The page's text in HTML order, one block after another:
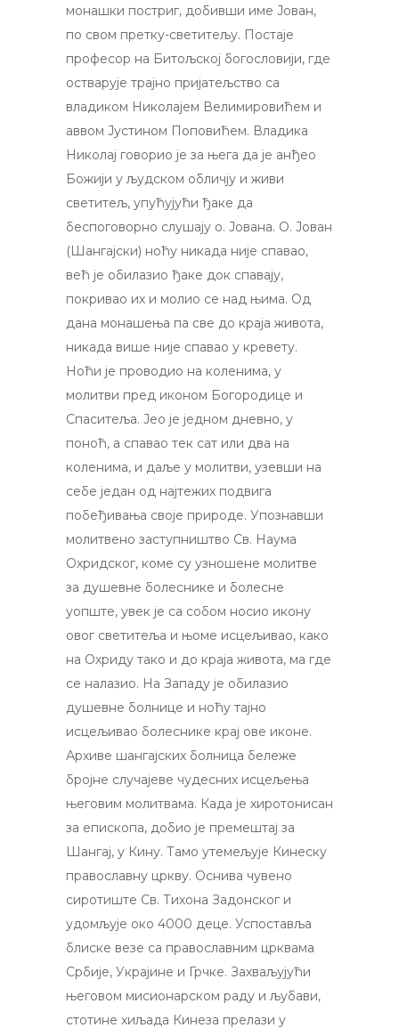
монашки постриг, добивши име Јован,
по свом претку-светитељу. Постаје
професор на Битољској богословији, где
остварује трајно пријатељство са
владиком Николајем Велимировићем и
аввом Јустином Поповићем. Владика
Николај говорио је за њега да је анђео
Божији у људском обличју и живи
светитељ, упућујући ђаке да
беспоговорно слушају о. Јована. О. Јован
(Шангајски) ноћу никада није спавао,
већ је обилазио ђаке док спавају,
покривао их и молио се над њима. Од
дана монашења па све до краја живота,
никада више није спавао у кревету.
Ноћи је проводио на коленима, у
молитви пред иконом Богородице и
Спаситеља. Јео је једном дневно, у
поноћ, а спавао тек сат или два на
коленима, и даље у молитви, узевши на
себе један од најтежих подвига
побеђивања своје природе. Упознавши
молитвено заступништво Св. Наума
Охридског, коме су узношене молитве
за душевне болеснике и болесне
уопште, увек је са собом носио икону
овог светитеља и њоме исцељивао, како
на Охриду тако и до краја живота, ма где
се налазио. На Западу је обилазио
душевне болнице и ноћу тајно
исцељивао болеснике крај ове иконе.
Архиве шангајских болница бележе
бројне случајеве чудесних исцељења
његовим молитвама. Када је хиротонисан
за епископа, добио је премештај за
Шангај, у Кину. Тамо утемељује Кинеску
православну цркву. Оснива чувено
сиротиште Св. Тихона Задонског и
удомљује око 4000 деце. Успоставља
блиске везе са православним црквама
Србије, Украјине и Грчке. Захваљујући
његовом мисионарском раду и љубави,
стотине хиљада Кинеза прелази у